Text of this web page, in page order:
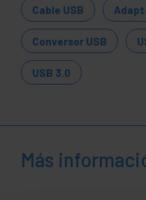
Cable USB
Conversor USB
USB 3.0
Más